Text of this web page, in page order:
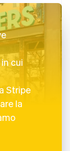
cui
Stripe
la